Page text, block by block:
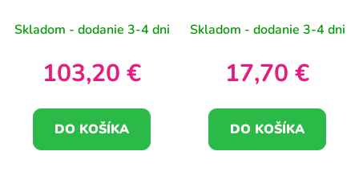
Skladom - dodanie 3-4 dni
103,20 €
DO KOŠÍKA
Skladom - dodanie 3-4 dni
17,70 €
DO KOŠÍKA